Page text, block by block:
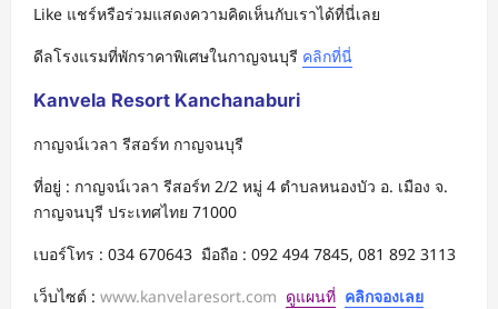
Like แชร์หรือร่วมแสดงความคิดเห็นกับเราได้ที่นี่เลย
ดีลโรงแรมที่พักราคาพิเศษในกาญจนบุรี คลิกที่นี่
Kanvela Resort Kanchanaburi
กาญจน์เวลา รีสอร์ท กาญจนบุรี
ที่อยู่ : กาญจน์เวลา รีสอร์ท 2/2 หมู่ 4 ตำบลหนองบัว อ. เมือง จ.
กาญจนบุรี ประเทศไทย 71000
เบอร์โทร : 034 670643 มือถือ : 092 494 7845, 081 892 3113
เว็บไซต์ : www.kanvelaresort.com ดูแผนที่ คลิกจองเลย